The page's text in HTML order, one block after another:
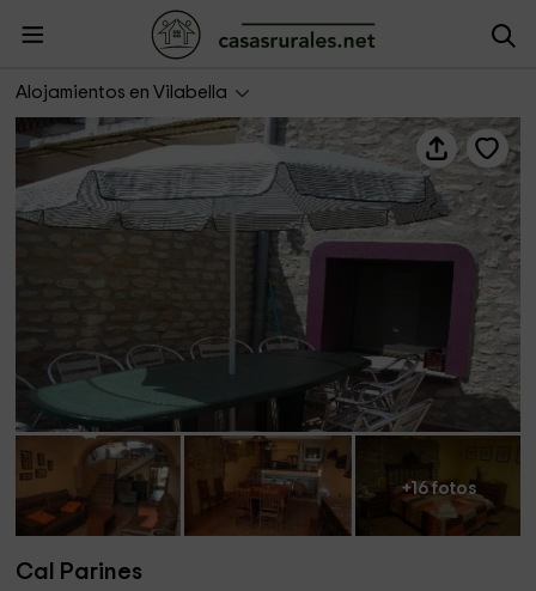
Alojamientos en Vilabella
+16 fotos
Cal Parines